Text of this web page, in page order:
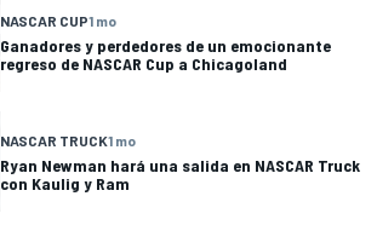
NASCAR CUP1 mo
Ganadores y perdedores de un emocionante
regreso de NASCAR Cup a Chicagoland
NASCAR TRUCK1 mo
Ryan Newman hará una salida en NASCAR Truck
con Kaulig y Ram